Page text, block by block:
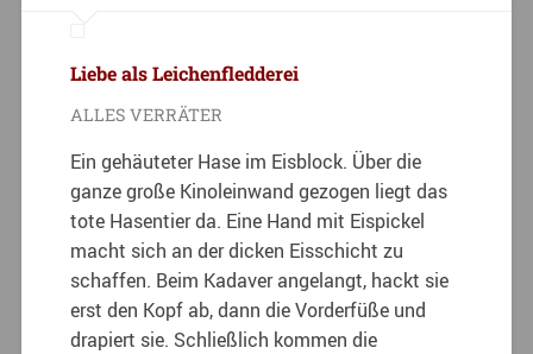
Liebe als Leichenfledderei
ALLES VERRÄTER
Ein gehäuteter Hase im Eisblock. Über die
ganze große Kinoleinwand gezogen liegt das
tote Hasentier da. Eine Hand mit Eispickel
macht sich an der dicken Eisschicht zu
schaffen. Beim Kadaver angelangt, hackt sie
erst den Kopf ab, dann die Vorderfüße und
drapiert sie. Schließlich kommen die